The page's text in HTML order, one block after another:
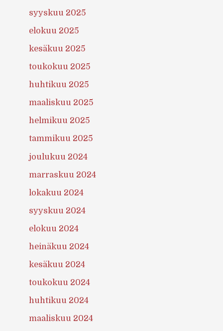
syyskuu 2025
elokuu 2025
kesäkuu 2025
toukokuu 2025
huhtikuu 2025
maaliskuu 2025
helmikuu 2025
tammikuu 2025
joulukuu 2024
marraskuu 2024
lokakuu 2024
syyskuu 2024
elokuu 2024
heinäkuu 2024
kesäkuu 2024
toukokuu 2024
huhtikuu 2024
maaliskuu 2024